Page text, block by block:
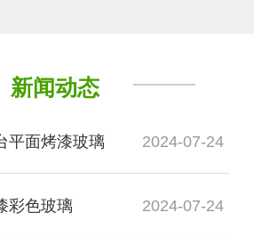
新闻动态
平面烤漆玻璃 2024-07-24
彩色玻璃 2024-07-24